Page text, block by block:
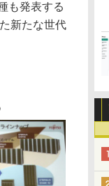
も発表する
新たな世代